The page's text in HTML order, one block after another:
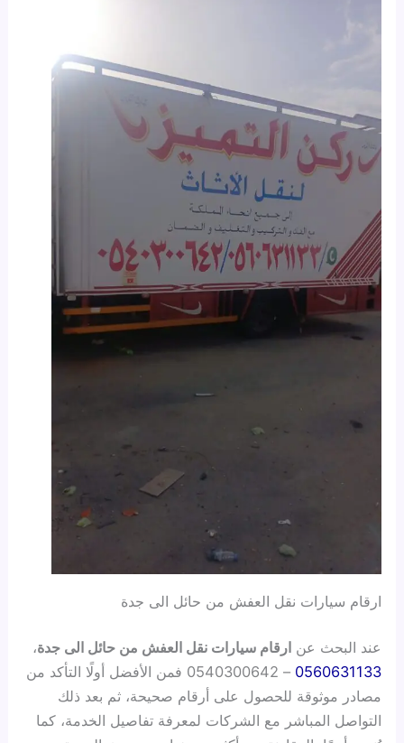
ارقام سيارات نقل العفش من حائل الى جدة
عند البحث عن ارقام سيارات نقل العفش من حائل الى جدة،
0560631133
– 0540300642 فمن الأفضل أولًا التأكد من
مصادر موثوقة للحصول على أرقام صحيحة، ثم بعد ذلك
التواصل المباشر مع الشركات لمعرفة تفاصيل الخدمة، كما